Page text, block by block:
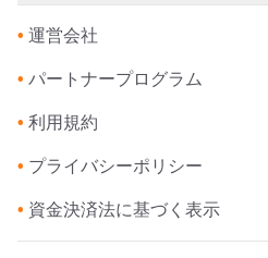
• 運営会社
• パートナープログラム
• 利用規約
• プライバシーポリシー
• 資金決済法に基づく表示